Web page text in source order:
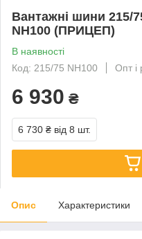
Вантажні шини 215/
NH100 (ПРИЦЕП)
В наявності
Код: 215/75 NH100
Опт і
6 930 ₴
6 730 ₴ від 8 шт.
Опис Характеристики